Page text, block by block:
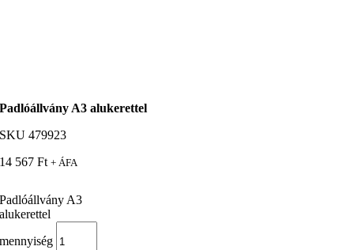
Padlóállvány A3 alukerettel
SKU479923
14 567Ft + ÁFA
Padlóállvány A3
alukerettel
mennyiség